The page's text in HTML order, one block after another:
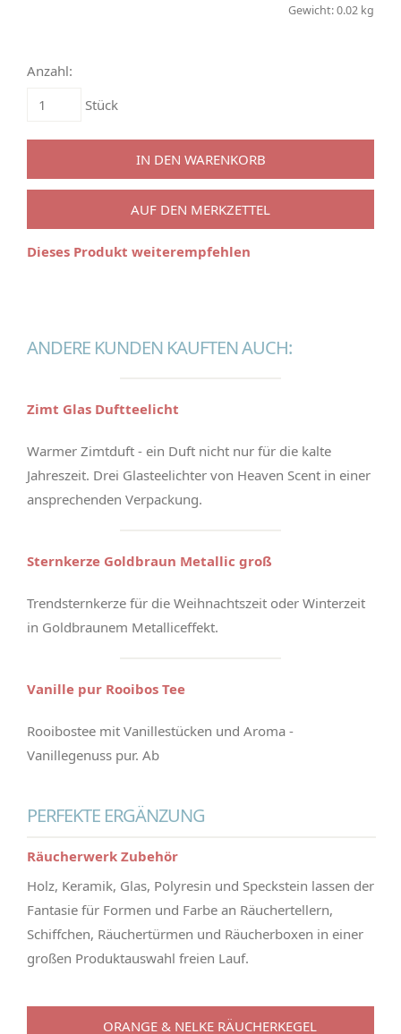
Gewicht: 0.02 kg
Anzahl:
Stück
IN DEN WARENKORB
AUF DEN MERKZETTEL
Dieses Produkt weiterempfehlen
ANDERE KUNDEN KAUFTEN AUCH:
Zimt Glas Duftteelicht
Warmer Zimtduft - ein Duft nicht nur für die kalte
Jahreszeit. Drei Glasteelichter von Heaven Scent in einer
ansprechenden Verpackung.
Sternkerze Goldbraun Metallic groß
Trendsternkerze für die Weihnachtszeit oder Winterzeit
in Goldbraunem Metalliceffekt.
Vanille pur Rooibos Tee
Rooibostee mit Vanillestücken und Aroma -
Vanillegenuss pur. Ab
PERFEKTE ERGÄNZUNG
Räucherwerk Zubehör
Holz, Keramik, Glas, Polyresin und Speckstein lassen der
Fantasie für Formen und Farbe an Räuchertellern,
Schiffchen, Räuchertürmen und Räucherboxen in einer
großen Produktauswahl freien Lauf.
ORANGE & NELKE RÄUCHERKEGEL